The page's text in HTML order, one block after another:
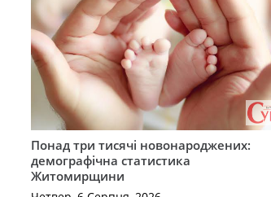
Понад три тисячі новонароджених:
демографічна статистика
Житомирщини